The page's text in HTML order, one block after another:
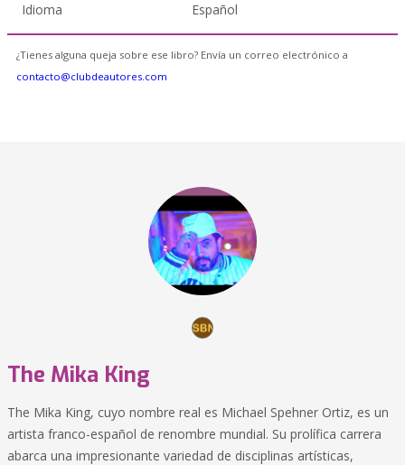
Idioma Español
¿Tienes alguna queja sobre ese libro? Envía un correo electrónico a
contacto@clubdeautores.com
The Mika King
The Mika King, cuyo nombre real es Michael Spehner Ortiz, es un
artista franco-español de renombre mundial. Su prolífica carrera
abarca una impresionante variedad de disciplinas artísticas,